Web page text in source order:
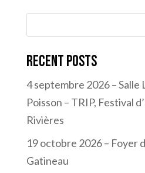
Recent Posts
4 septembre 2026 – Salle
Poisson – TRIP, Festival
Rivières
19 octobre 2026 – Foyer
Gatineau